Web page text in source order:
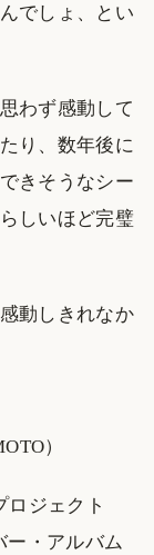
でしょ、とい
わず感動して
り、数年後に
きそうなシー
しいほど完璧
動しきれなか
）
ロジェクト
ー・アルバム